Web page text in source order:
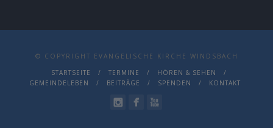
© COPYRIGHT EVANGELISCHE KIRCHE WINDSBACH
STARTSEITE
TERMINE
HÖREN & SEHEN
GEMEINDELEBEN
BEITRÄGE SPENDEN KONTAKT